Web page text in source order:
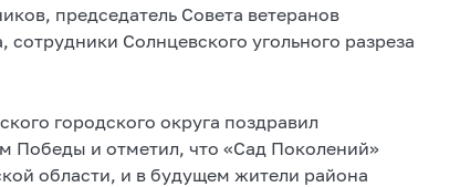
председатель Совета ветеранов
Солнцевского угольного разреза
городского округа поздравил
Победы и отметил, что «Сад Поколений»
области, и в будущем жители района